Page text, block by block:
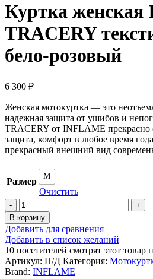
Куртка
TRACERY
бело-розовый
6 300 ₽
Женская мотокуртка — это
надежная защита от ушибов и
TRACERY от INFLAME прекрасно
защита, комфорт в любое время
прекрасный внешний вид
Размер M
Очистить
Количество
товара
Куртка
женская
INFLAME
TRACERY
текстиль,
В корзину
Добавить для сравнения
Добавить в список желаний
10 посетителей смотрят этот товар
Артикул: Н/Д Категория:
Brand: INFLAME